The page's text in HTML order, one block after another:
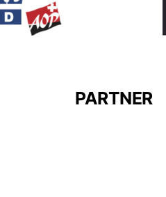
PARTNER